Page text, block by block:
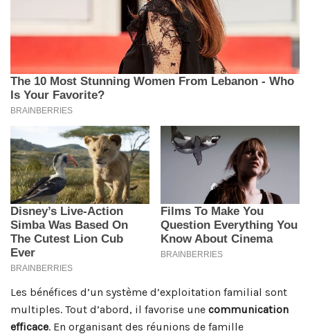
Les bénéfices d’un système d’exploitation familial sont
multiples. Tout d’abord, il favorise une communication
efficace. En organisant des réunions de famille